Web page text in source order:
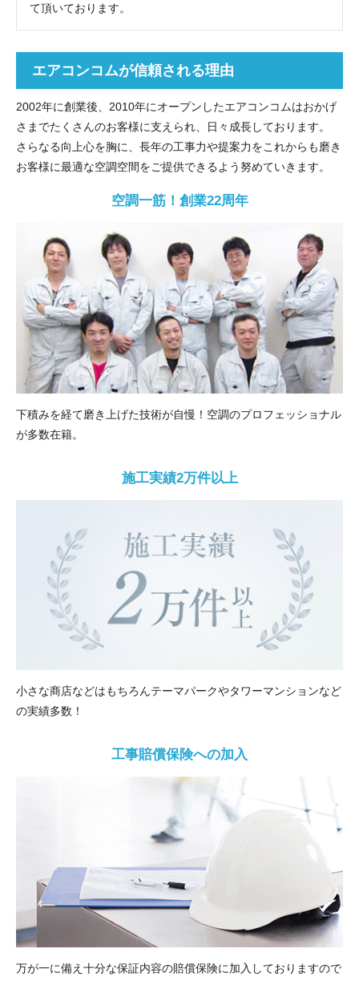
て頂いております。
エアコンコムが信頼される理由
2002年に創業後、2010年にオープンしたエアコンコムはおかげ
さまでたくさんのお客様に支えられ、日々成長しております。
さらなる向上心を胸に、長年の工事力や提案力をこれからも磨き
お客様に最適な空調空間をご提供できるよう努めていきます。
空調一筋！創業22周年
下積みを経て磨き上げた技術が自慢！空調のプロフェッショナル
が多数在籍。
施工実績2万件以上
小さな商店などはもちろんテーマパークやタワーマンションなど
の実績多数！
工事賠償保険への加入
万が一に備え十分な保証内容の賠償保険に加入しておりますので